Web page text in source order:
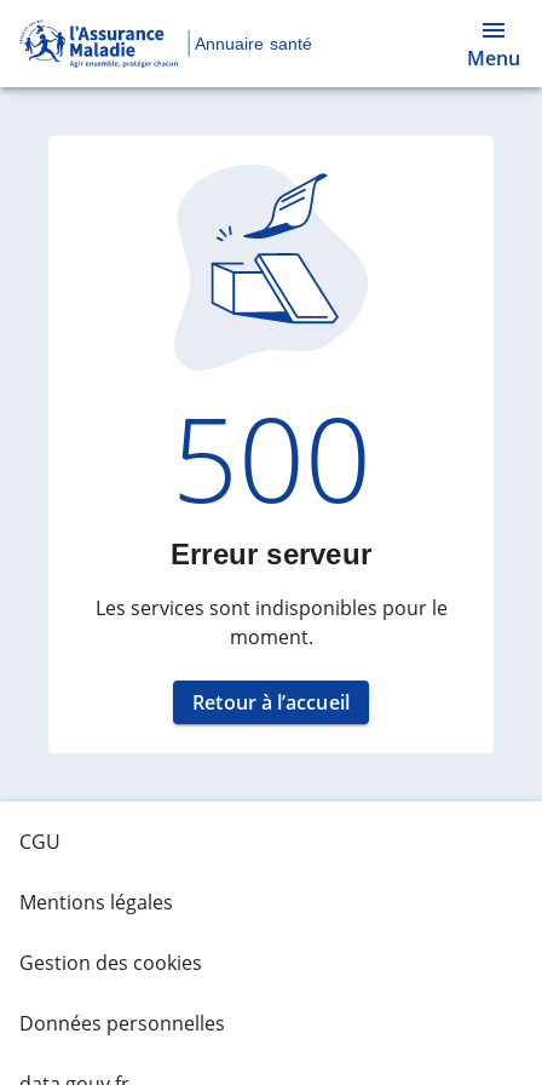
Annuaire santé
Menu
Code
500
Erreur serveur
Les services sont indisponibles pour le
moment.
Retour à l’accueil
CGU
Mentions légales
Gestion des cookies
Données personnelles